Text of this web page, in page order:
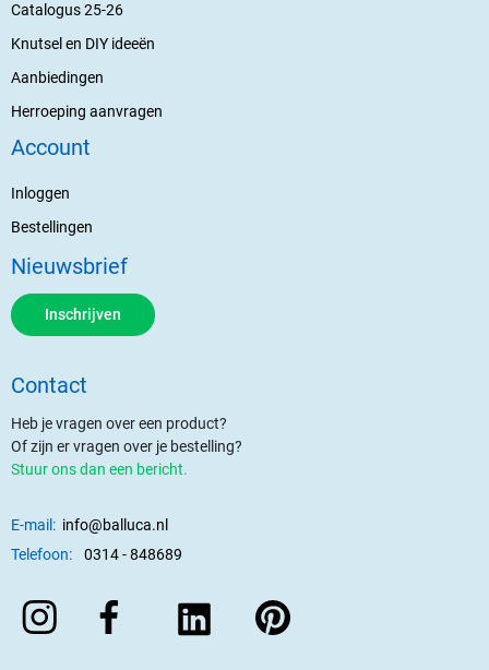
Catalogus 25-26
Knutsel en DIY ideeën
Aanbiedingen
Herroeping aanvragen
Account
Inloggen
Bestellingen
Nieuwsbrief
Inschrijven
Contact
Heb je vragen over een product?
Of zijn er vragen over je bestelling?
Stuur ons dan een bericht.
E-mail: info@balluca.nl
Telefoon:
0314 - 848689